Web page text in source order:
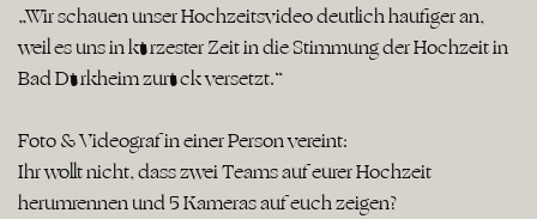
„Wir schauen unser Hochzeitsvideo deutlich häufiger an,
weil es uns in kürzester Zeit in die Stimmung der Hochzeit in
Bad Dürkheim zurück versetzt.“
Foto & Videograf in einer Person vereint:
Ihr wollt nicht, dass zwei Teams auf eurer Hochzeit
herumrennen und 5 Kameras auf euch zeigen?